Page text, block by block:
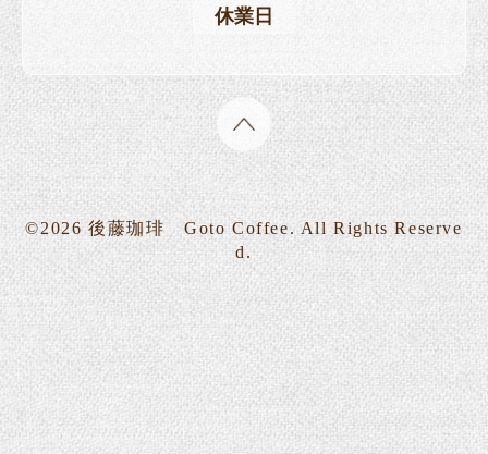
休業日
©2026 後藤珈琲 Goto Coffee. All Rights Reserve
d.